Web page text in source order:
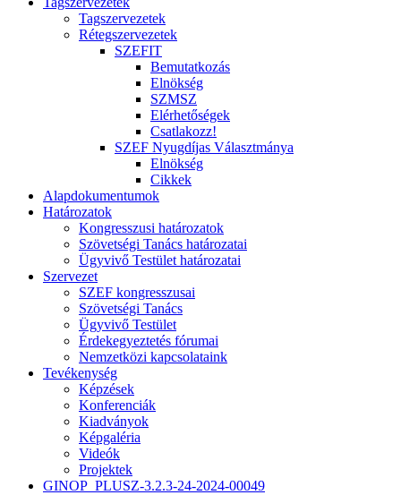
Tagszervezetek
Rétegszervezetek
SZEFIT
Bemutatkozás
Elnökség
SZMSZ
Elérhetőségek
Csatlakozz!
SZEF Nyugdíjas Választmánya
Elnökség
Cikkek
Alapdokumentumok
Határozatok
Kongresszusi határozatok
Szövetségi Tanács határozatai
Ügyvivő Testület határozatai
Szervezet
SZEF kongresszusai
Szövetségi Tanács
Ügyvivő Testület
Érdekegyeztetés fórumai
Nemzetközi kapcsolataink
Tevékenység
Képzések
Konferenciák
Kiadványok
Képgaléria
Videók
Projektek
GINOP_PLUSZ-3.2.3-24-2024-00049